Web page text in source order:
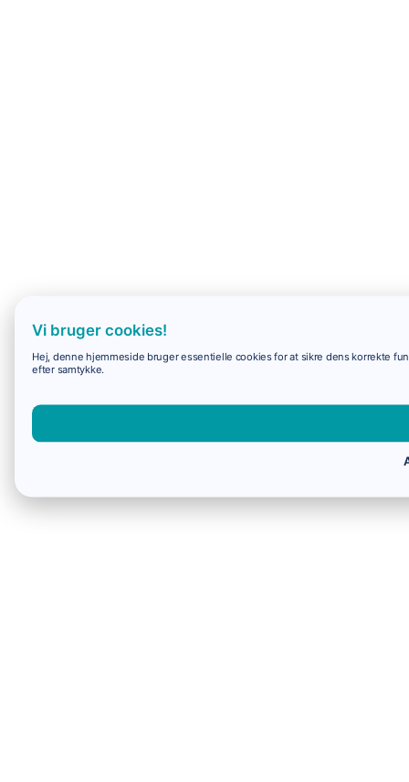
Vi bruger cookies!
Hej, denne hjemmeside bruger essentielle cookies for at sikre dens korrekte
efter samtykke.